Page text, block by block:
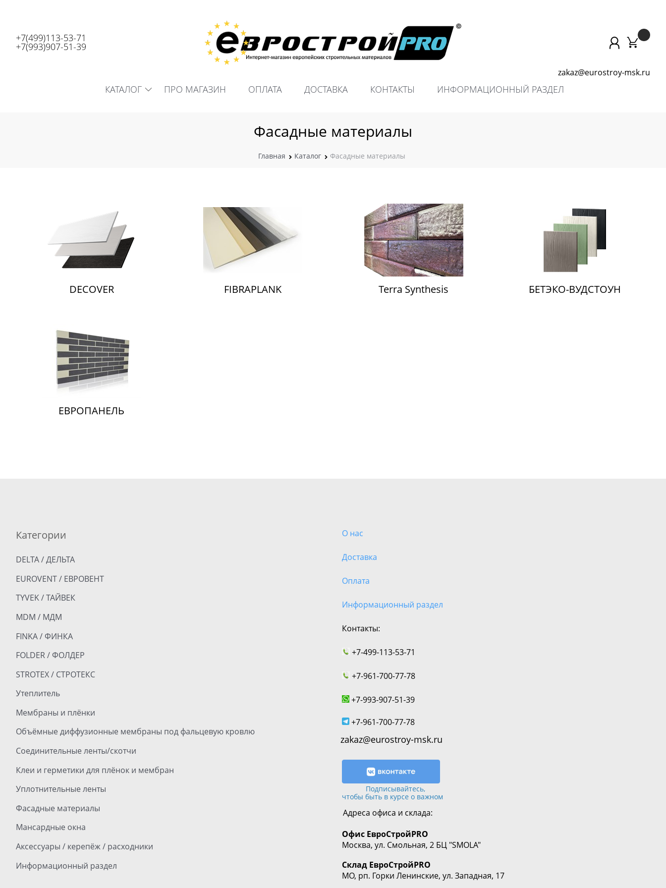
+7(499)113-53-71
+7(993)907-51-39
zakaz@eurostroy-msk.ru
КАТАЛОГ ПРО МАГАЗИН ОПЛАТА ДОСТАВКА КОНТАКТЫ ИНФОРМАЦИОННЫЙ РАЗДЕЛ
Фасадные материалы
Главная Каталог Фасадные материалы
DECOVER FIBRAPLANK Terra Synthesis БЕТЭКО-ВУДСТОУН
ЕВРОПАНЕЛЬ
Категории
DELTA / ДЕЛЬТА
EUROVENT / ЕВРОВЕНТ
TYVEK / ТАЙВЕК
MDM / МДМ
FINKA / ФИНКА
FOLDER / ФОЛДЕР
STROTEX / СТРОТЕКС
Утеплитель
Мембраны и плёнки
Объёмные диффузионные мембраны под фальцевую кровлю
Соединительные ленты/скотчи
Клеи и герметики для плёнок и мембран
Уплотнительные ленты
Фасадные материалы
Мансардные окна
Аксессуары / керепёж / расходники
Информационный раздел
О нас
Доставка
Оплата
Информационный раздел
Контакты:
+7-499-113-53-71
+7-961-700-77-78
+7-993-907-51-39
+7-961-700-77-78
zakaz@eurostroy-msk.ru
Подписывайтесь,
чтобы быть в курсе о важном
Адреса офиса и склада:
Офис ЕвроСтройPRO
Москва, ул. Смольная, 2 БЦ "SMOLA"
Склад ЕвроСтройPRO
МО, рп. Горки Ленинские, ул. Западная, 17